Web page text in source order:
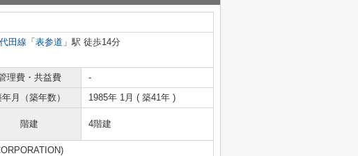
田線 「 表参道 」駅 徒歩14分
理費・共益費
-
月（築年数） 1985年 1月 ( 築41年 )
階建 4階建